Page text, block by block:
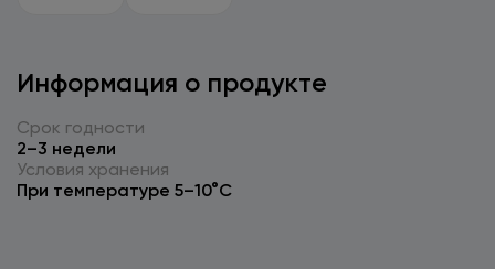
Информация о продукте
Срок годности
2–3 недели
Условия хранения
При температуре 5–10°C